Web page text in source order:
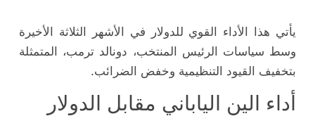
يأتي هذا الأداء القوي للدولار في الأشهر الثلاثة الأخيرة
وسط سياسات الرئيس المنتخب، دونالد ترمب، المتمثلة
بتخفيف القيود التنظيمية وخفض الضرائب.
أداء الين الياباني مقابل الدولار